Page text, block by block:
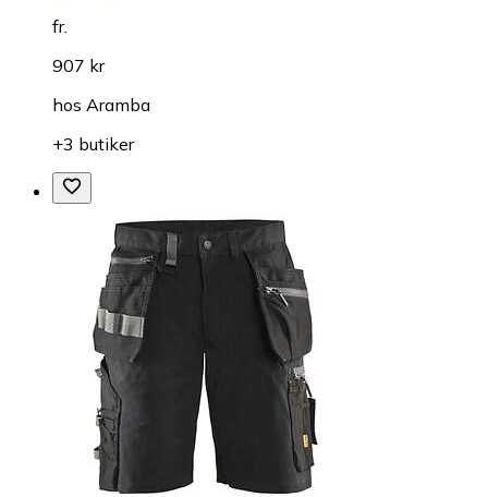
fr.
907 kr
hos Aramba
+3 butiker